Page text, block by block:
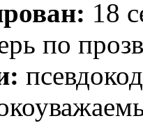
18
по